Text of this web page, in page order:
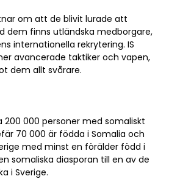
om att de blivit lurade att
dem finns utländska medborgare,
internationella rekrytering. IS
avancerade taktiker och vapen,
dem allt svårare.
200 000 personer med somaliskt
70 000 är födda i Somalia och
med minst en förälder född i
somaliska diasporan till en av de
i Sverige.